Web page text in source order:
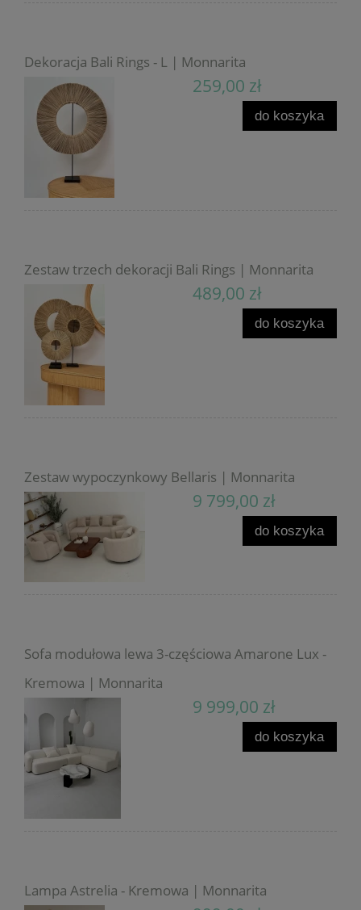
Dekoracja Bali Rings - L | Monnarita
259,00 zł
do koszyka
Zestaw trzech dekoracji Bali Rings | Monnarita
489,00 zł
do koszyka
Zestaw wypoczynkowy Bellaris | Monnarita
9 799,00 zł
do koszyka
Sofa modułowa lewa 3-częściowa Amarone Lux -
Kremowa | Monnarita
9 999,00 zł
do koszyka
Lampa Astrelia - Kremowa | Monnarita